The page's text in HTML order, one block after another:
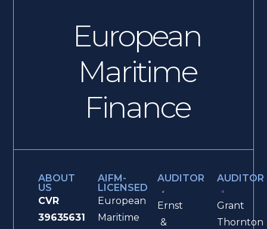
European
Maritime
Finance
ABOUT
US
CVR
39635631
AIFM-
LICENSED
European
Maritime
AUDITOR
Ernst
&
AUDITOR
Grant
Thornton